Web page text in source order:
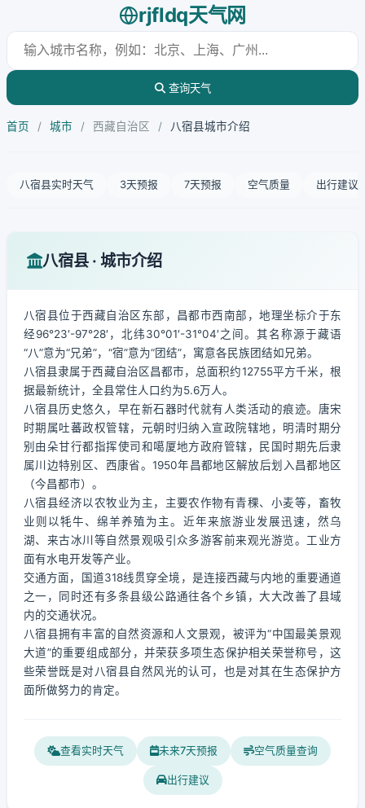
rjfldq天气网
查询天气
首页 / 城市 / 西藏自治区 / 八宿县城市介绍
八宿县实时天气 3天预报 7天预报 空气质量 出行建议
八宿县 · 城市介绍
八宿县位于西藏自治区东部，昌都市西南部，地理坐标介于东
经96°23′-97°28′，北纬30°01′-31°04′之间。其名称源于藏语
“八”意为“兄弟”，“宿”意为“团结”，寓意各民族团结如兄弟。
八宿县隶属于西藏自治区昌都市，总面积约12755平方千米，根
据最新统计，全县常住人口约为5.6万人。
八宿县历史悠久，早在新石器时代就有人类活动的痕迹。唐宋
时期属吐蕃政权管辖，元朝时归纳入宣政院辖地，明清时期分
别由朵甘行都指挥使司和噶厦地方政府管辖，民国时期先后隶
属川边特别区、西康省。1950年昌都地区解放后划入昌都地区
（今昌都市）。
八宿县经济以农牧业为主，主要农作物有青稞、小麦等，畜牧
业则以牦牛、绵羊养殖为主。近年来旅游业发展迅速，然乌
湖、来古冰川等自然景观吸引众多游客前来观光游览。工业方
面有水电开发等产业。
交通方面，国道318线贯穿全境，是连接西藏与内地的重要通道
之一，同时还有多条县级公路通往各个乡镇，大大改善了县域
内的交通状况。
八宿县拥有丰富的自然资源和人文景观，被评为“中国最美景观
大道”的重要组成部分，并荣获多项生态保护相关荣誉称号，这
些荣誉既是对八宿县自然风光的认可，也是对其在生态保护方
面所做努力的肯定。
查看实时天气 未来7天预报 空气质量查询
出行建议